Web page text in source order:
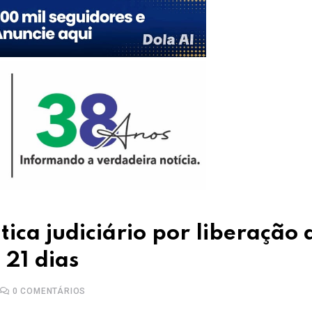
judiciário por liberação
dias
0 COMENTÁRIOS